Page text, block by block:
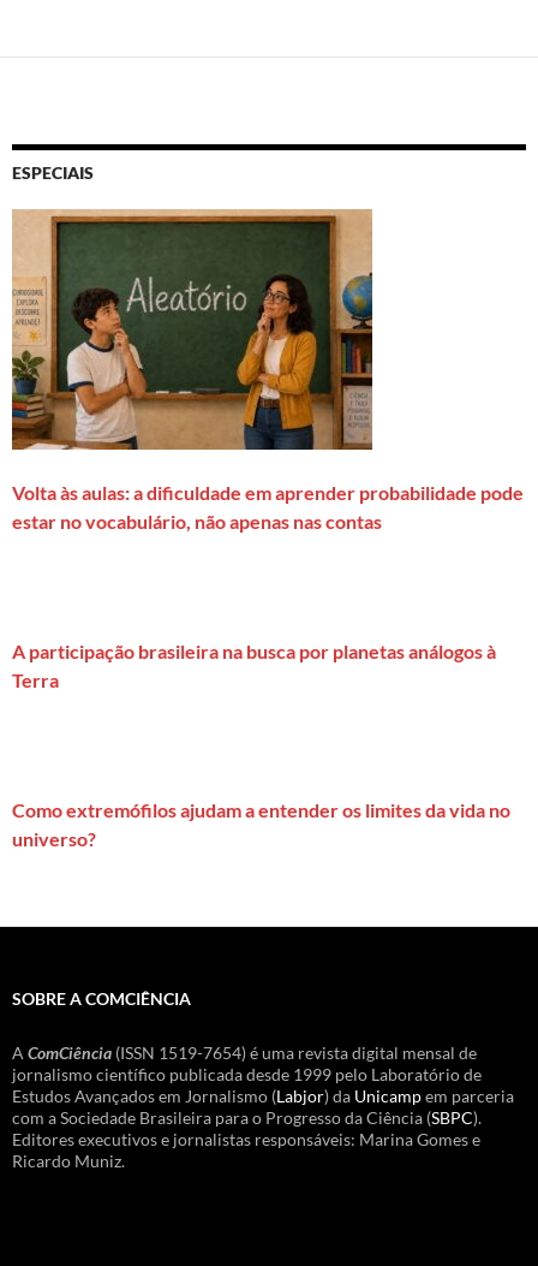
ESPECIAIS
Volta às aulas: a dificuldade em aprender probabilidade pode
estar no vocabulário, não apenas nas contas
A participação brasileira na busca por planetas análogos à
Terra
Como extremófilos ajudam a entender os limites da vida no
universo?
SOBRE A COMCIÊNCIA
A ComCiência (ISSN 1519-7654) é uma revista digital mensal de
jornalismo científico publicada desde 1999 pelo Laboratório de
Estudos Avançados em Jornalismo (Labjor) da Unicampem parceria
com a Sociedade Brasileira para o Progresso da Ciência (SBPC).
Editores executivos e jornalistas responsáveis: Marina Gomes e
Ricardo Muniz.